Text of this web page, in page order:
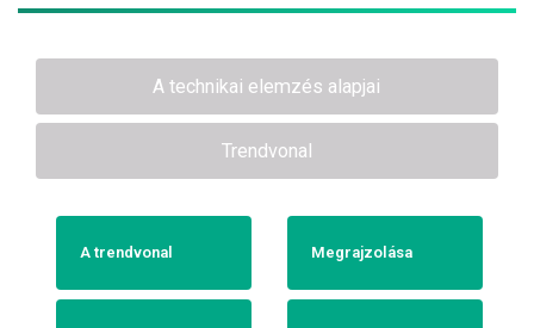
A technikai elemzés alapjai
Trendvonal
A trendvonal Megrajzolása